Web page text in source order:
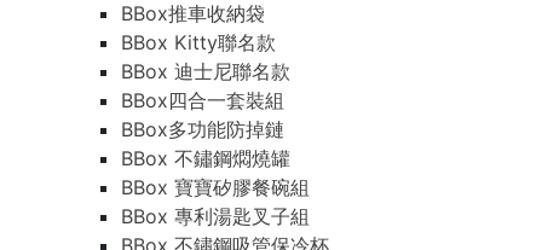
BBox推車收納袋
BBox Kitty聯名款
BBox 迪士尼聯名款
BBox四合一套裝組
BBox多功能防掉鏈
BBox 不鏽鋼燜燒罐
BBox 寶寶矽膠餐碗組
BBox 專利湯匙叉子組
BBox 不鏽鋼吸管保冷杯